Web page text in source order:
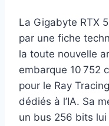
La Gigabyte RTX
par une fiche
la toute nouvelle
embarque 10 752
pour le Ray
dédiés à l’IA. Sa
un bus 256 bits